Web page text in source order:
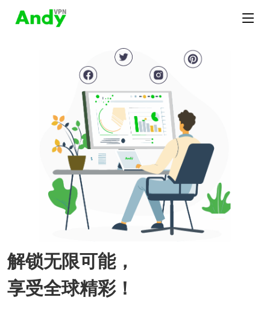
解锁无限可能，
享受全球精彩！